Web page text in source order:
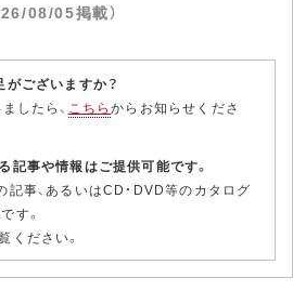
08/05掲載）
ございますか？
したら、 こちらからお知らせくださ
事や情報はご提供可能です。
事、あるいはCD・DVD等のカタログ
す。
ください。